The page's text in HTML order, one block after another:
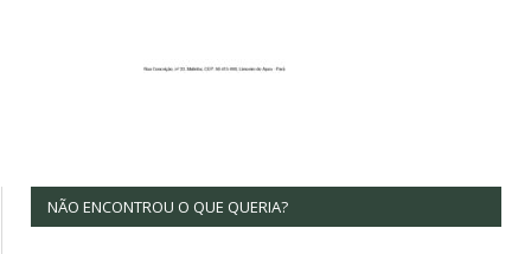
NÃO ENCONTROU O QUE QUERIA?